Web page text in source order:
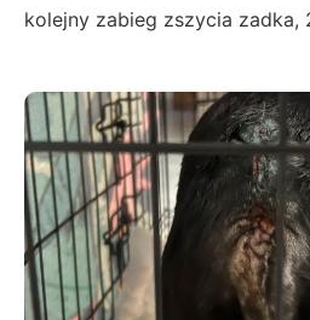
kolejny zabieg zszycia zadka,